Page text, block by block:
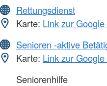
Rettungsdienst
Karte: Link zur
Senioren -aktive
Karte: Link zur
Seniorenhilfe